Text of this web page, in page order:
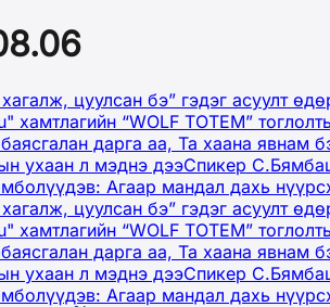
цуулсан бэ” гэдэг асуулт
хамтлагийн “WOLF TOTEM”
дарга аа, Та хаана явнам
ухаан л мэднэ дээСпикер
Агаар мандал дахь
цуулсан бэ” гэдэг асуулт
хамтлагийн “WOLF TOTEM”
дарга аа, Та хаана явнам
ухаан л мэднэ дээСпикер
Агаар мандал дахь